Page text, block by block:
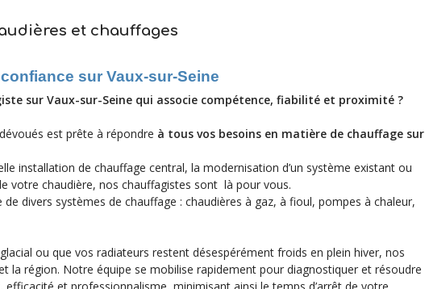
et chauffages
sur Vaux-sur-Seine
sur Vaux-sur-Seine qui associe compétence, fiabilité et proximité ?
est prête à répondre à tous vos besoins en matière de chauffage sur
installation de chauffage central, la modernisation d’un système existant ou
votre chaudière, nos chauffagistes sont là pour vous.
divers systèmes de chauffage : chaudières à gaz, à fioul, pompes à chaleur,
ou que vos radiateurs restent désespérément froids en plein hiver, nos
la région. Notre équipe se mobilise rapidement pour diagnostiquer et résoudre